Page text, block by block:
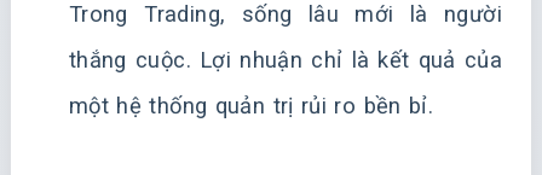
Trong Trading, sống lâu mới là người
thắng cuộc. Lợi nhuận chỉ là kết quả của
một hệ thống quản trị rủi ro bền bỉ.